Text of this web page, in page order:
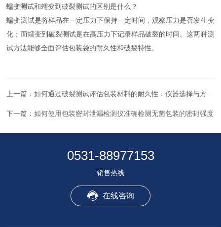
蠕变测试和蠕变到破裂测试的区别是什么？
蠕变测试是将样品在一定压力下保持一定时间，观察压力是否发生变
化；而蠕变到破裂测试是在高压力下记录样品破裂的时间。这两种测
试方法能够全面评估包装袋的耐久性和破裂特性。
上一篇：如何通过破裂测试评估包装材料的耐久性：仪器选择与方法解析
下一篇：如何使用包装密封泄漏检测仪准确检测无菌包装的密封强度
0531-88977153
销售热线
在线咨询